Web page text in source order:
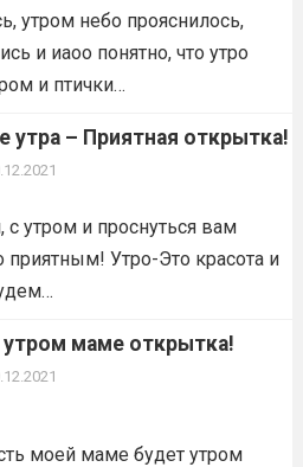
утром небо прояснилось,
и иаоо понятно, что утро
и птички…
утра – Приятная открытка!
утром и проснуться вам
приятным! Утро-Это красота и
маме открытка!
моей маме будет утром